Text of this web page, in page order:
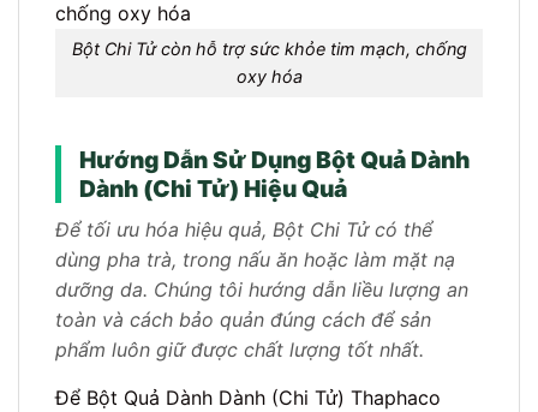
Bột Chi Tử còn hỗ trợ sức khỏe tim mạch, chống
oxy hóa
Hướng Dẫn Sử Dụng Bột Quả Dành
Dành (Chi Tử) Hiệu Quả
Để tối ưu hóa hiệu quả, Bột Chi Tử có thể
dùng pha trà, trong nấu ăn hoặc làm mặt nạ
dưỡng da. Chúng tôi hướng dẫn liều lượng an
toàn và cách bảo quản đúng cách để sản
phẩm luôn giữ được chất lượng tốt nhất.
Để Bột Quả Dành Dành (Chi Tử) Thaphaco